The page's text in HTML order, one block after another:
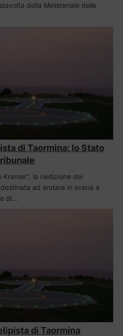
della Ministeriale delle
di Taormina: lo Stato
Kramer", la riedizione del
ad andare in scena a
di…
di Taormina